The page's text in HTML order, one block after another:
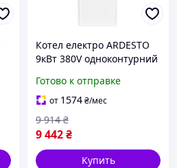
Котел електро ARDESTO
9кВт 380V одноконтурний
Готово к отправке
от 1574₴/мес
9 442₴
9 914 ₴
Купить